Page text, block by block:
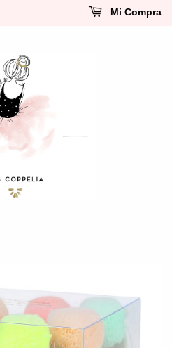
Mi Compra